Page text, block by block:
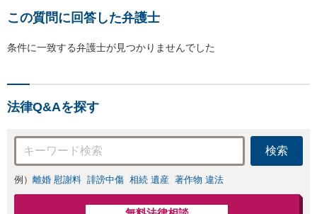
この質問に回答した弁護士
条件に一致する弁護士が見つかりませんでした
法律Q&Aを探す
検索
例） 離婚 慰謝料 誹謗中傷 相続 遺産 著作物 違法